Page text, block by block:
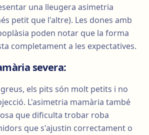
una lleugera asimetria
petit que l'altre). Les dones amb
poden notar que la forma
completament a les expectatives.
severa:
greus, els pits són molt petits i no
L'asimetria mamària també
que dificulta trobar roba
que s'ajustin correctament o